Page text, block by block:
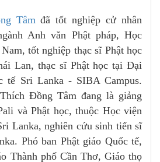
Tâmđã tốt nghiệp cử nhân
Anh văn Phật pháp, Học
tốt nghiệp thạc sĩ Phật học
Lan, thạc sĩ Phật học tại Đại
tế Sri Lanka - SIBA Campus.
Đồng Tâm đang là giảng
và Phật học, thuộc Học viện
Lanka, nghiên cứu sinh tiến sĩ
Phó ban Phật giáo Quốc tế,
Thành phố Cần Thơ, Giáo thọ